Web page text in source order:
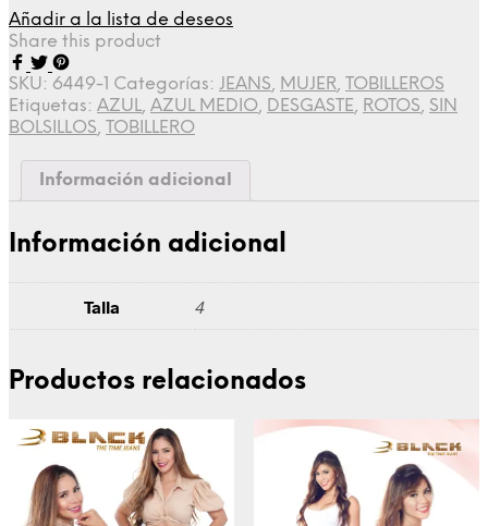
Añadir a la lista de deseos
Share this product
SKU: 6449-1 Categorías: JEANS, MUJER, TOBILLEROS
Etiquetas: AZUL, AZUL MEDIO, DESGASTE, ROTOS, SIN
BOLSILLOS, TOBILLERO
Información adicional
Información adicional
Talla 4
Productos relacionados